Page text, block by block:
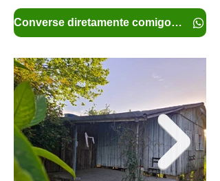
Converse diretamente comigo e tenha mais informações